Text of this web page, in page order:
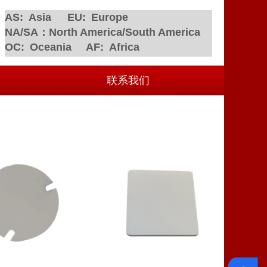
AS: Asia EU: Europe
NA/SA ： North America/South America
OC: Oceania AF: Africa
联系我们